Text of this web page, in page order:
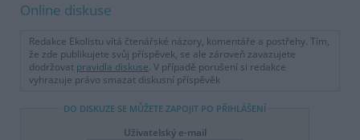
Online diskuse
Redakce Ekolistu vítá čtenářské názory, komentáře a postřehy. Tím,
že zde publikujete svůj příspěvek, se ale zároveň zavazujete
dodržovat pravidla diskuse. V případě porušení si redakce
vyhrazuje právo smazat diskusní příspěvěk
DO DISKUZE SE MŮŽETE ZAPOJIT PO PŘIHLÁŠENÍ
Uživatelský e-mail